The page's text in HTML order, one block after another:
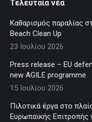
Τελευταία νέα
Καθαρισμός παραλίας
Beach Clean Up
23 Ιουλίου 2026
Press release – EU
new AGILE programme
15 Ιουλίου 2026
Πιλοτικά έργα στο
Ευρωπαϊκής Επιτροπής